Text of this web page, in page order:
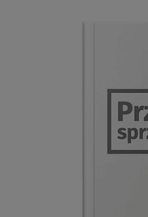
Prawo karne - zbiór
karny. Kodeks
Kodeks karny
wykroczeń. Kodeks
sprawach o Cena